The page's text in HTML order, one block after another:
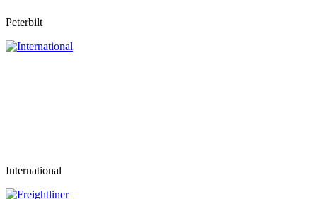
Peterbilt
International